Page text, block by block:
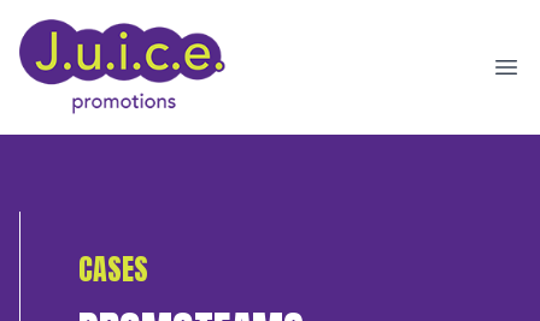
CASES